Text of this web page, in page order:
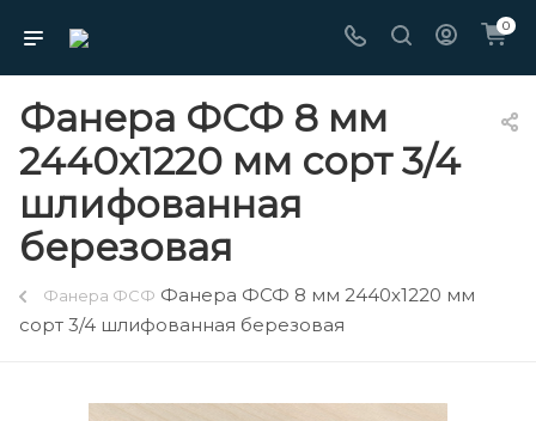
0
Фанера ФСФ 8 мм
2440х1220 мм сорт 3/4
шлифованная
березовая
Фанера ФСФ Фанера ФСФ 8 мм 2440х1220 мм
сорт 3/4 шлифованная березовая